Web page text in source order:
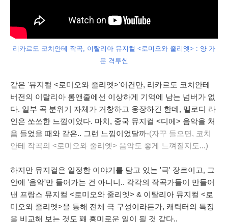
리카르도 코치안테 작곡, 이탈리아 뮤지컬 <로미오와 줄리엣> : 양 가
문 격투씬
같은 '뮤지컬 <로미오와 줄리엣>'이건만, 리카르도 코치안테
버전의 이탈리아 롬앤줄에선 이상하게 기억에 남는 넘버가 없
다. 일부 곡 분위기 자체가 거창하고 웅장하긴 한데, 멜로디 라
인은 쏘쏘한 느낌이었다. 마치, 중국 뮤지컬 <디에> 음악을 처
음 들었을 때와 같은.. 그런 느낌이었달까-(자꾸 들으면, 코치
안테 작곡의 <로미오와 줄리엣> 음악도 좋게 느껴질지도...)
하지만 뮤지컬은 일정한 이야기를 담고 있는 '극' 장르이고, 그
안에 '음악'만 들어가는 건 아니니.. 각각의 작곡가들이 만들어
낸 프랑스 뮤지컬 <로미오와 줄리엣> & 이탈리아 뮤지컬 <로
미오와 줄리엣>을 통해 전체 극 구성이라든가, 캐릭터의 특징
을 비교해 보는 것도 꽤 흥미로운 일이 될 것 같다..